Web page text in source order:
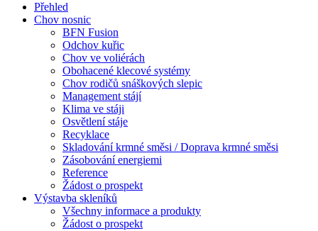
Přehled
Chov nosnic
BFN Fusion
Odchov kuřic
Chov ve voliérách
Obohacené klecové systémy
Chov rodičů snáškových slepic
Management stájí
Klima ve stáji
Osvětlení stáje
Recyklace
Skladování krmné směsi / Doprava krmné směsi
Zásobování energiemi
Reference
Žádost o prospekt
Výstavba skleníků
Všechny informace a produkty
Žádost o prospekt